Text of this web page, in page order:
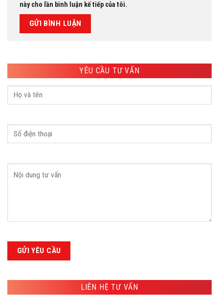
này cho lần bình luận kế tiếp của tôi.
YÊU CẦU TƯ VẤN
LIÊN HỆ TƯ VẤN